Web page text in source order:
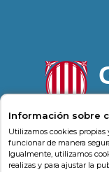
Psonríe Carrer de la
Psonrie.com
Información sobre
Utilizamos cookies propias
funcionar de manera
Igualmente, utilizamos
realizas y para ajustar la